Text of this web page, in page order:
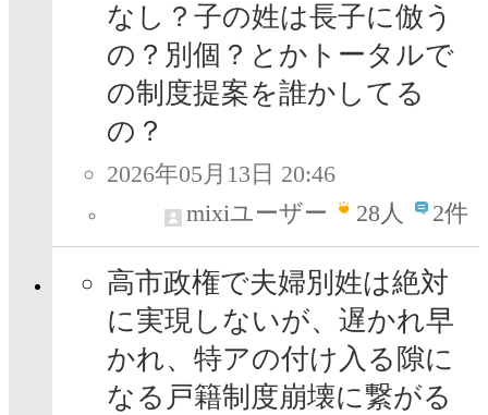
なし？子の姓は長子に倣う
の？別個？とかトータルで
の制度提案を誰かしてる
の？
2026年05月13日 20:46
mixiユーザー
28人 2件
高市政権で夫婦別姓は絶対
に実現しないが、遅かれ早
かれ、特アの付け入る隙に
なる戸籍制度崩壊に繋がる